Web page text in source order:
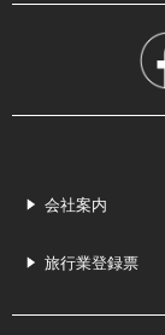
会社案内
旅行業登録票